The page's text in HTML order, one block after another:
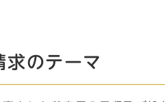
求のテーマ